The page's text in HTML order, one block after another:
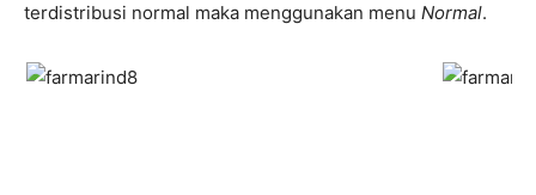
terdistribusi normal maka menggunakan menu Normal.